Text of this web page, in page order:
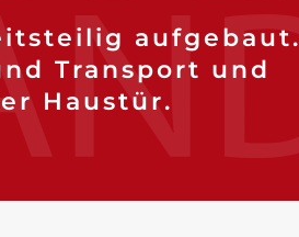
aufgebaut.
Transport und
Haustür.